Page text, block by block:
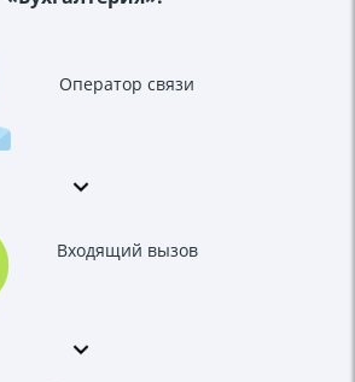
Оператор связи
Входящий вызов